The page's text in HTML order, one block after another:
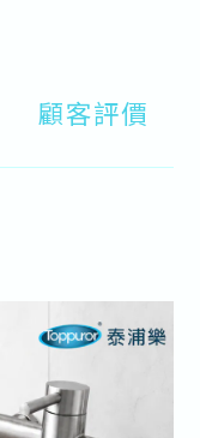
顧客評價